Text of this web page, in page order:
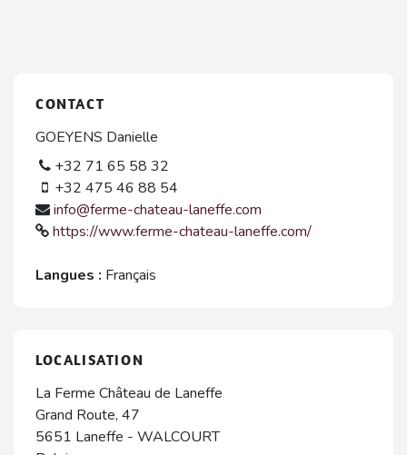
CONTACT
GOEYENS Danielle
+32 71 65 58 32
+32 475 46 88 54
info@ferme-chateau-laneffe.com
https://www.ferme-chateau-laneffe.com/
Langues : Français
LOCALISATION
La Ferme Château de Laneffe
Grand Route, 47
5651 Laneffe - WALCOURT